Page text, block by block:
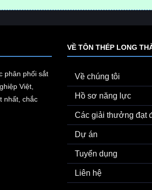
phân phối sắt
Việt,
nhất, chắc
VỀ TÔN THÉP LONG
Về chúng tôi
Hồ sơ năng lực
Các giải thưởng đạt
Dự án
Tuyển dụng
Liên hệ